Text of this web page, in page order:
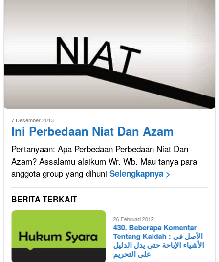
7 Desember 2013
Ini Perbedaan Niat Dan Azam
Pertanyaan: Apa Perbedaan Perbedaan Niat Dan
Azam? Assalamu alaikum Wr. Wb. Mau tanya para
anggota group yang dihuni Selengkapnya >
BERITA TERKAIT
26 Februari 2012
430. Beberapa Komentar
Tentang Kaidah : الأصل فى
الأشياء الإباحة حتى يدل الدليل
على التحريم